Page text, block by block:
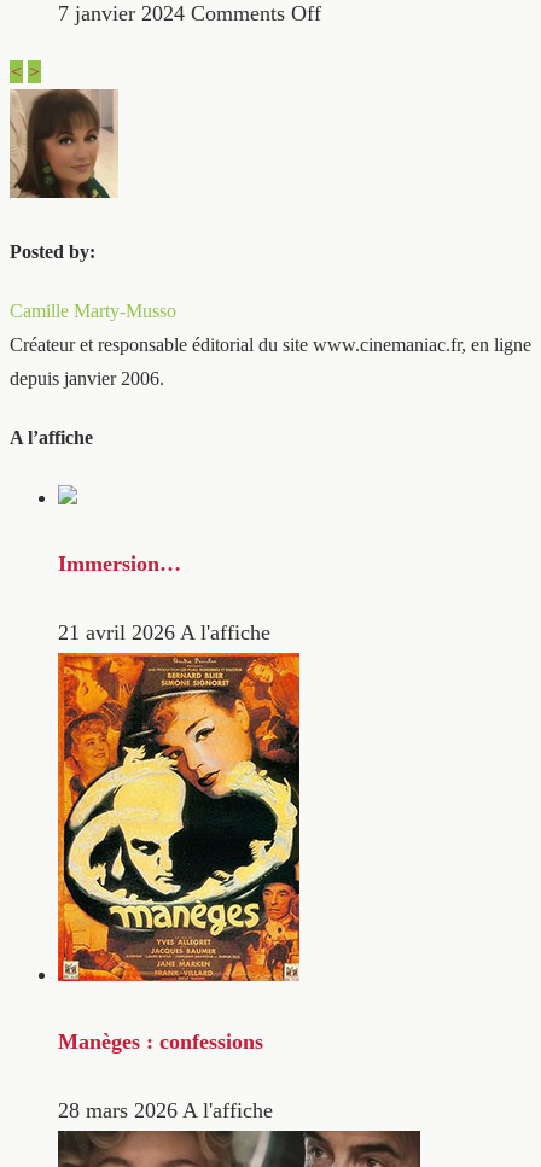
7 janvier 2024 Comments Off
< >
Posted by:
Camille Marty-Musso
Créateur et responsable éditorial du site www.cinemaniac.fr, en ligne
depuis janvier 2006.
A l’affiche
Immersion…
21 avril 2026 A l'affiche
Manèges : confessions
28 mars 2026 A l'affiche